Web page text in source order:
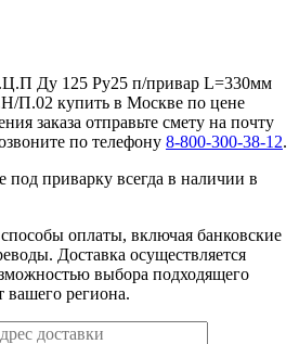
Ду 125 Ру25 п/привар L=330мм
купить в Москве по цене
заказа отправьте смету на почту
по телефону 8-800-300-38-12.
приварку всегда в наличии в
оплаты, включая банковские
Доставка осуществляется
выбора подходящего
вашего региона.